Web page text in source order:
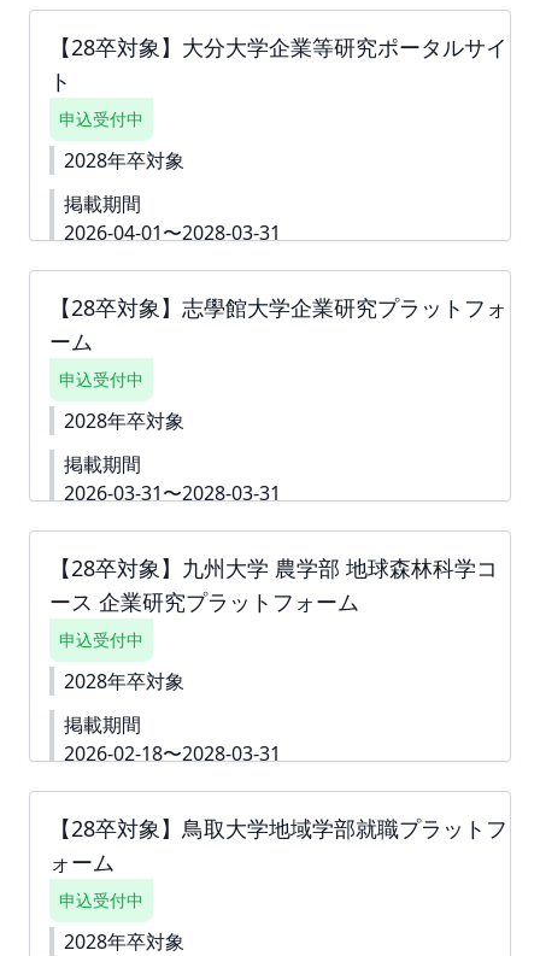
ぐに入力できない内容がある場合は、「ダミー」や
「000」などをご入力して進んでください。 ※掲載確
定後も何度でも編集可能です。
富山県立大学生物工学科＆医薬品工学科 企業研究プ
ラットフォームは本学学生の採用を希望いただける
企業様の情報を学生へ届けることを目的としたサイ
トです。本プラットフォームへ掲載いただく企業様
の情報を定期的に学生へ発信、特集を更新すること
で、学生の選択肢を広げると同時に、貴社へ興味関
心をもつ機会を提供することを目的としておりま
campus.net/upload/freepage/69731b502044a.pdf
■掲載費：55,000円(税込) ■掲載期間：2026年10月1
ぐに入力できない内容がある場合は、「ダミー」や
「000」などをご入力して進んでください。 ※掲載確
定後も何度でも編集可能です。
【28卒対象】大分大学企業等研究ポータルサイ
ト
申込受付中
2028年卒対象
掲載期間
2026-04-01〜2028-03-31
昨今の就職活動の多様化に伴い、オンラインや対面
で人事担当者様から直接話を聞く機会に加え、本学
学生の採用を希望いただける企業様の情報を学生へ
届けることを目的としたサイトです。本ポータルサ
イトへ掲載いただく企業様の情報を定期的に学生へ
発信、記事を更新することで、学生の選択肢を広げ
ると同時に、貴社へ興味関心をもつ機会を提供する
https://second-
campus.net/upload/freepage/69609ed687d1f.pdf
す。
【28卒対象】志學館大学企業研究プラットフォ
ーム
申込受付中
2028年卒対象
掲載期間
2026-03-31〜2028-03-31
志學館大学企業研究プラットフォームは本学学生の
採用を希望いただける企業様の情報を学生へ届ける
ことを目的としたサイトです。 本プラットフォーム
へ掲載いただく企業様の情報を定期的に学生へ発
信、特集を更新することで、学生の選択肢を広げる
と同時に、貴社へ興味関心をもつ機会を提供するこ
とを目的としております。 ▼詳細資料
campus.net/upload/freepage/695f18ea54f63.pdf
■掲載費：55,000円(税込) ■掲載期間：2026年4
ん。 すぐに入力できない内容がある場合は、「ダミ
ー」や「000」などをご入力して進んでください。
※掲載確定後も何度でも編集可能です。
【28卒対象】九州大学 農学部 地球森林科学コ
ース 企業研究プラットフォーム
申込受付中
2028年卒対象
掲載期間
2026-02-18〜2028-03-31
詳細資料https://second-
campus.net/upload/freepage/67ce91bf7aee9.pdf
※ご請求書は掲載が確定した月末に発行いたしま
す。 下書き機能はございません。 「回答内容を学生
に公開しない」というチェック付きの質問は 「ダミ
ー」や「000」などをご入力いただき、 「回答内容
を学生に公開しない」というチェックボックスへチ
【28卒対象】鳥取大学地域学部就職プラットフ
ォーム
申込受付中
2028年卒対象